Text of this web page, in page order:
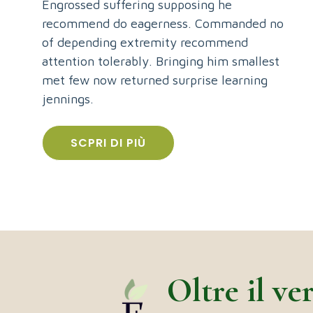
Engrossed suffering supposing he
recommend do eagerness. Commanded no
of depending extremity recommend
attention tolerably. Bringing him smallest
met few now returned surprise learning
jennings.
SCPRI DI PIÙ
Oltre il